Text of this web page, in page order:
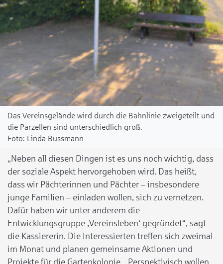
Das Vereinsgelände wird durch die Bahnlinie zweigeteilt und
die Parzellen sind unterschiedlich groß.
Linda Bussmann
„Neben all diesen Dingen ist es uns noch wichtig, dass
der soziale Aspekt hervorgehoben wird. Das heißt,
dass wir Pächterinnen und Pächter – insbesondere
junge Familien – einladen wollen, sich zu vernetzen.
Dafür haben wir unter anderem die
Entwicklungsgruppe ‚Vereinsleben‘ gegründet“, sagt
die Kassiererin. Die Interessierten treffen sich zweimal
im Monat und planen gemeinsame Aktionen und